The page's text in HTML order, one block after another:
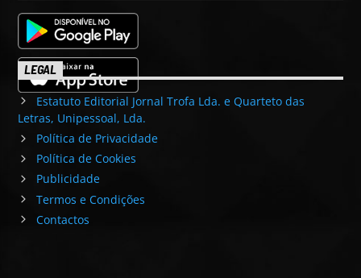
LEGAL
Estatuto Editorial Jornal Trofa Lda. e Quarteto das
Letras, Unipessoal, Lda.
Política de Privacidade
Política de Cookies
Publicidade
Termos e Condições
Contactos